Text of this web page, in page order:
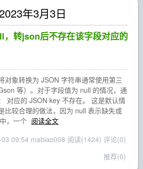
2023年3月3日
转json后不存在该字段对应的
对象转换为 JSON 字符串通常使用第三
等）。对于字段值为 null 的情况，通
对应的 JSON key 不存在。 这是默认情
比较合理的做法，因为 null 表示缺失或
，一个 阅读全文
09:54 mabiao008 阅读(1424) 评论(0)
推荐(0)